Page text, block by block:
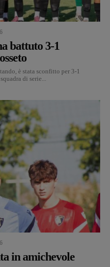
battuto 3-1
è stata sconfitto per 3-1
di serie...
in amichevole